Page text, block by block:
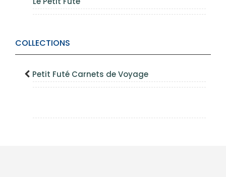
COLLECTIONS
Petit Futé Carnets de Voyage